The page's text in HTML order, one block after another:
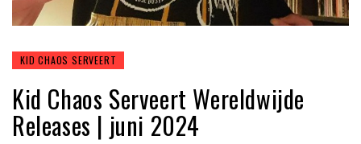
KID CHAOS SERVEERT
Kid Chaos Serveert Wereldwijde
Releases | juni 2024